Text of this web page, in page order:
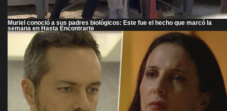
Muriel conoció a sus padres biológicos: Este fue el hecho que marcó la
semana en Hasta Encontrarte